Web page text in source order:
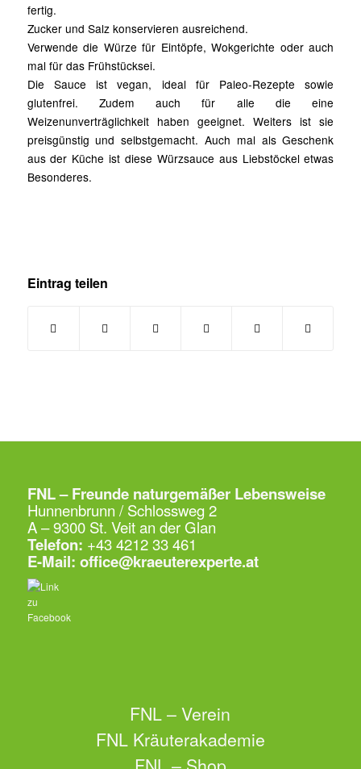
fertig.
Zucker und Salz konservieren ausreichend.
Verwende die Würze für Eintöpfe, Wokgerichte oder auch
mal für das Frühstücksei.
Die Sauce ist vegan, ideal für Paleo-Rezepte sowie
glutenfrei. Zudem auch für alle die eine
Weizenunverträglichkeit haben geeignet. Weiters ist sie
preisgünstig und selbstgemacht. Auch mal als Geschenk
aus der Küche ist diese Würzsauce aus Liebstöckel etwas
Besonderes.
Eintrag teilen
FNL – Freunde naturgemäßer Lebensweise
Hunnenbrunn / Schlossweg 2
A – 9300 St. Veit an der Glan
Telefon: +43 4212 33 461
E-Mail: office@kraeuterexperte.at
FNL – Verein
FNL Kräuterakademie